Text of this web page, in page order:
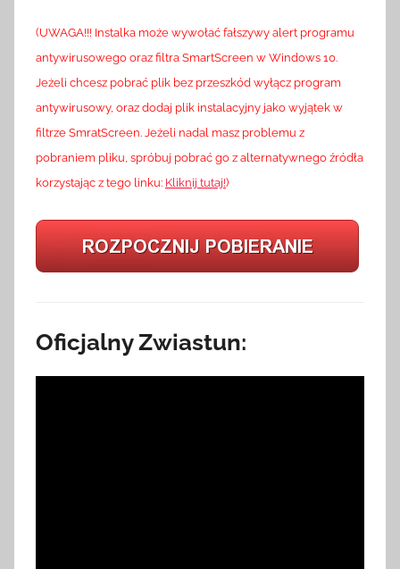
(UWAGA!!! Instalka może wywołać fałszywy alert programu
antywirusowego oraz filtra SmartScreen w Windows 10.
Jeżeli chcesz pobrać plik bez przeszkód wyłącz program
antywirusowy, oraz dodaj plik instalacyjny jako wyjątek w
filtrze SmratScreen. Jeżeli nadal masz problemu z
pobraniem pliku, spróbuj pobrać go z alternatywnego źródła
korzystając z tego linku: Kliknij tutaj!)
Oficjalny Zwiastun: